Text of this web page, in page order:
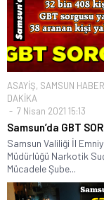
ASAYİŞ, SAMSUN
DAKİKA
7 Nisan 2021 15:13
Samsun’da GBT
Samsun Valiliği İl
Müdürlüğü Narkotik
Mücadele Şube...